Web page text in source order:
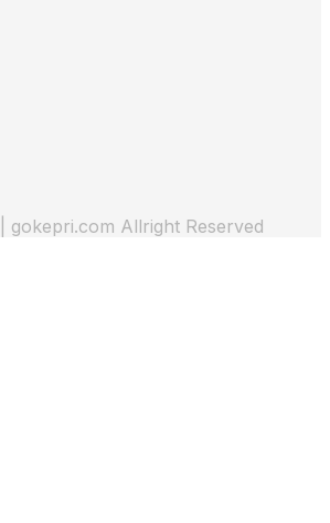
Allright Reserved